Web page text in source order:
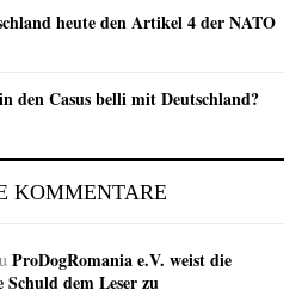
heute den Artikel 4 der NATO
den Casus belli mit Deutschland?
KOMMENTARE
ProDogRomania e.V. weist die
Schuld dem Leser zu